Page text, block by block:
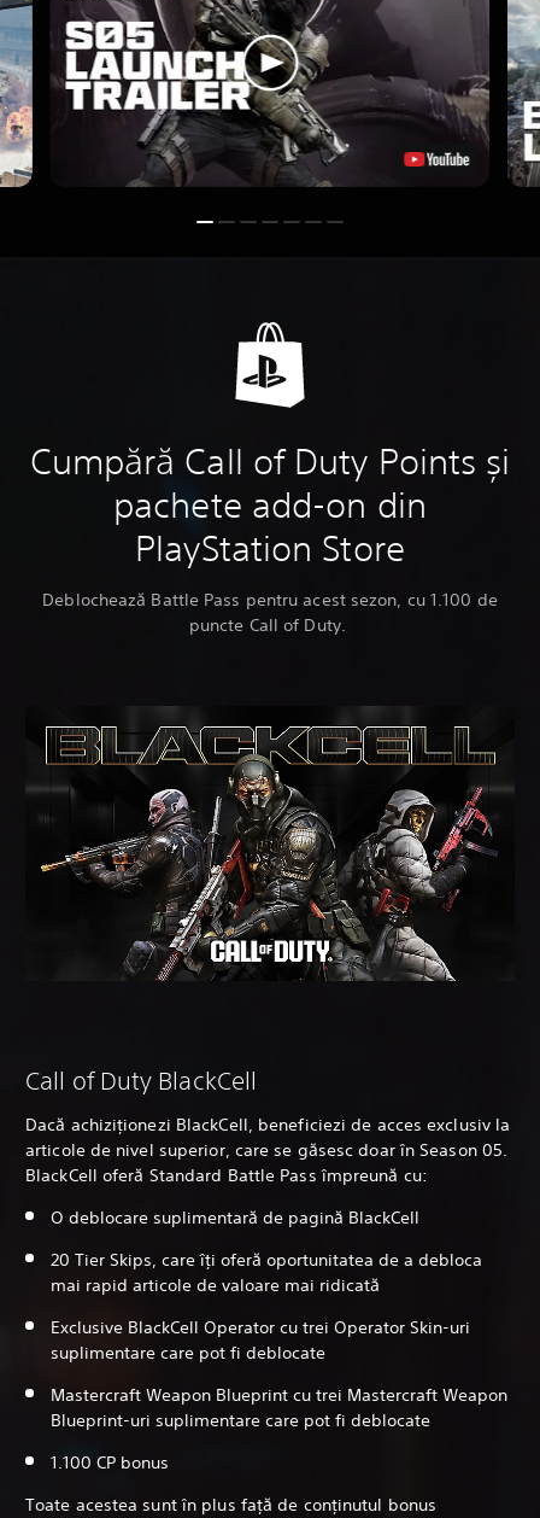
Cumpără Call of Duty Points și
pachete add-on din
PlayStation Store
Deblochează Battle Pass pentru acest sezon, cu 1.100 de
puncte Call of Duty.
Call of Duty BlackCell
Dacă achiziționezi BlackCell, beneficiezi de acces exclusiv la
articole de nivel superior, care se găsesc doar în Season 05.
BlackCell oferă Standard Battle Pass împreună cu:
O deblocare suplimentară de pagină BlackCell
20 Tier Skips, care îți oferă oportunitatea de a debloca
mai rapid articole de valoare mai ridicată
Exclusive BlackCell Operator cu trei Operator Skin-uri
suplimentare care pot fi deblocate
Mastercraft Weapon Blueprint cu trei Mastercraft Weapon
Blueprint-uri suplimentare care pot fi deblocate
1.100 CP bonus
Toate acestea sunt în plus față de conținutul bonus